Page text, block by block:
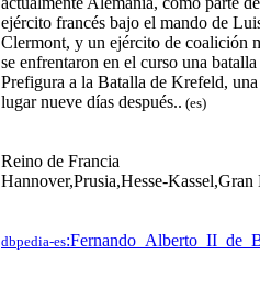
ejército francés bajo el mando de
Clermont, y un ejército de coalición
se enfrentaron en el curso una
Prefigura a la Batalla de Krefeld,
lugar nueve días después.​. (es)
Reino de Francia
Hannover,Prusia,Hesse-Kassel,Gran
dbpedia-es